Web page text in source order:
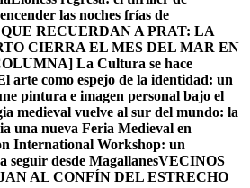
las noches frías de
RECUERDAN A PRAT: LA
CIERRA EL MES DEL MAR EN
La Cultura se hace
arte como espejo de la identidad: un
pintura e imagen personal bajo el
medieval vuelve al sur del mundo: la
una nueva Feria Medieval en
International Workshop: un
seguir desde MagallanesVECINOS
AL CONFÍN DEL ESTRECHO